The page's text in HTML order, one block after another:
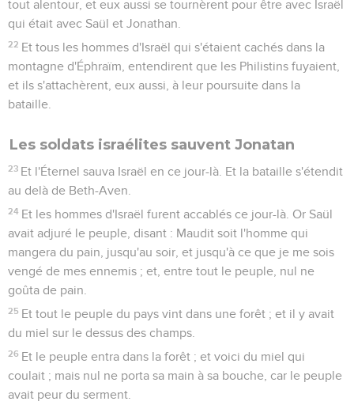
tout alentour, et eux aussi se tournèrent pour être avec Israël
qui était avec Saül et Jonathan.
22 Et tous les hommes d'Israël qui s'étaient cachés dans la
montagne d'Éphraïm, entendirent que les Philistins fuyaient,
et ils s'attachèrent, eux aussi, à leur poursuite dans la
bataille.
Les soldats israélites sauvent Jonatan
23 Et l'Éternel sauva Israël en ce jour-là. Et la bataille s'étendit
au delà de Beth-Aven.
24 Et les hommes d'Israël furent accablés ce jour-là. Or Saül
avait adjuré le peuple, disant : Maudit soit l'homme qui
mangera du pain, jusqu'au soir, et jusqu'à ce que je me sois
vengé de mes ennemis ; et, entre tout le peuple, nul ne
goûta de pain.
25 Et tout le peuple du pays vint dans une forêt ; et il y avait
du miel sur le dessus des champs.
26 Et le peuple entra dans la forêt ; et voici du miel qui
coulait ; mais nul ne porta sa main à sa bouche, car le peuple
avait peur du serment.